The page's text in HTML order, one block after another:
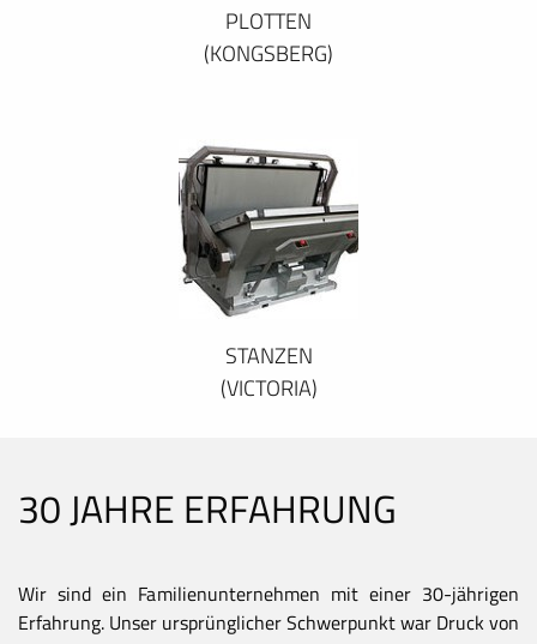
PLOTTEN
(KONGSBERG)
STANZEN
(VICTORIA)
30 JAHRE ERFAHRUNG
Wir sind ein Familienunternehmen mit einer 30-jährigen
Erfahrung. Unser ursprünglicher Schwerpunkt war Druck von